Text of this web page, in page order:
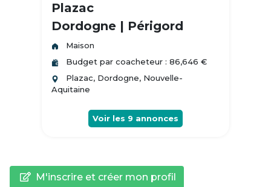
Plazac
Dordogne | Périgord
Maison
Budget par coacheteur : 86,646 €
Plazac, Dordogne, Nouvelle-
Aquitaine
Voir les 9 annonces
M'inscrire et créer mon profil